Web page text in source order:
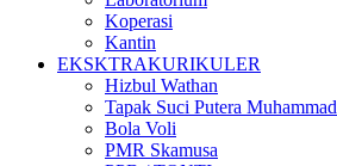
Koperasi
Kantin
EKSKTRAKURIKULER
Hizbul Wathan
Tapak Suci Putera
Bola Voli
PMR Skamusa